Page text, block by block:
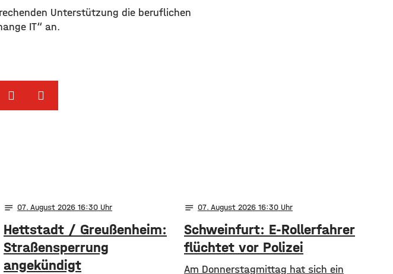
Unterstützung die beruflichen
IT“ an.
notes 07. August 2026 16:30
Hettstadt / Greußenheim:
Straßensperrung
angekündigt
notes 07. August 2026 16:30
Schweinfurt: E-Rollerfahrer
flüchtet vor Polizei
Am Donnerstagmittag hat sich ein